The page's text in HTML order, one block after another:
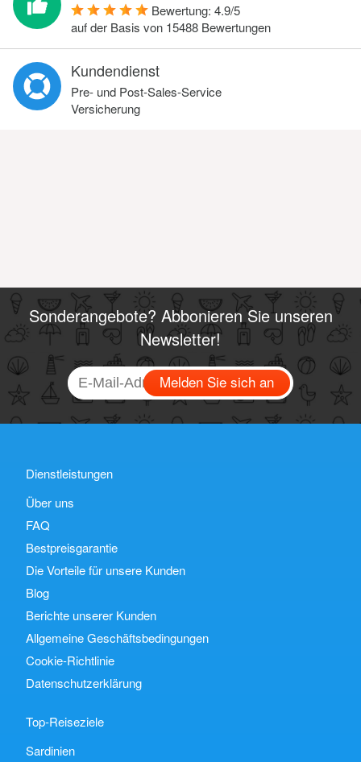
Bewertung: 4.9/5
auf der Basis von 15488 Bewertungen
Kundendienst
Pre- und Post-Sales-Service
Versicherung
Sonderangebote? Abbonieren Sie unseren
Newsletter!
Melden Sie sich an
Dienstleistungen
Über uns
FAQ
Bestpreisgarantie
Die Vorteile für unsere Kunden
Blog
Berichte unserer Kunden
Allgemeine Geschäftsbedingungen
Cookie-Richtlinie
Datenschutzerklärung
Top-Reiseziele
Sardinien